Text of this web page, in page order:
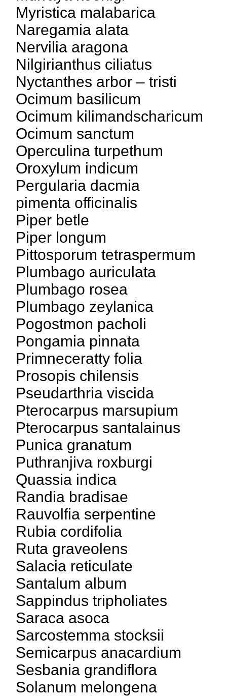
Myristica malabarica
Naregamia alata
Nervilia aragona
Nilgirianthus ciliatus
Nyctanthes arbor – tristi
Ocimum basilicum
Ocimum kilimandscharicum
Ocimum sanctum
Operculina turpethum
Oroxylum indicum
Pergularia dacmia
pimenta officinalis
Piper betle
Piper longum
Pittosporum tetraspermum
Plumbago auriculata
Plumbago rosea
Plumbago zeylanica
Pogostmon pacholi
Pongamia pinnata
Primneceratty folia
Prosopis chilensis
Pseudarthria viscida
Pterocarpus marsupium
Pterocarpus santalainus
Punica granatum
Puthranjiva roxburgi
Quassia indica
Randia bradisae
Rauvolfia serpentine
Rubia cordifolia
Ruta graveolens
Salacia reticulate
Santalum album
Sappindus tripholiates
Saraca asoca
Sarcostemma stocksii
Semicarpus anacardium
Sesbania grandiflora
Solanum melongena